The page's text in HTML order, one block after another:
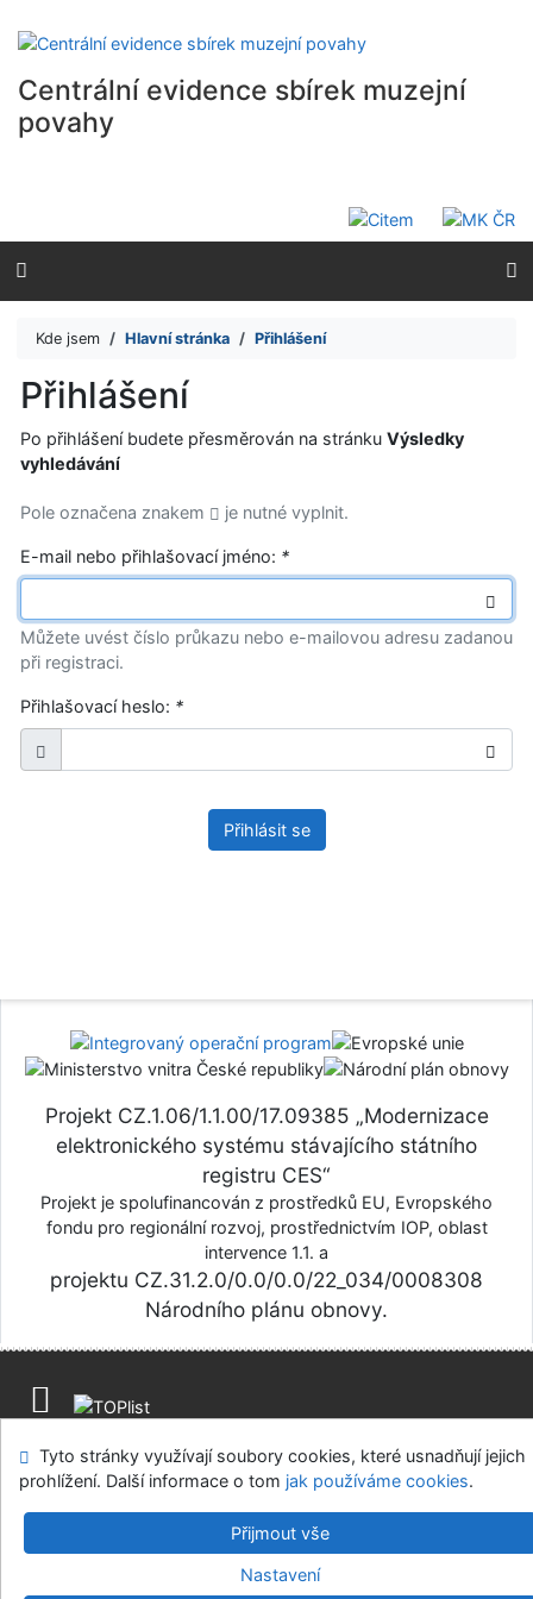
Přejít na menu
Centrální evidence sbírek muzejní
povahy
Kde jsem Hlavní stránka Přihlášení
Přihlášení
Po přihlášení budete přesměrován na stránku Výsledky
vyhledávání
Pole označena znakem je nutné vyplnit.
E-mail nebo přihlašovací jméno: *
Můžete uvést číslo průkazu nebo e-mailovou adresu zadanou
při registraci.
Přihlašovací heslo: *
Přihlásit se
Projekt CZ.1.06/1.1.00/17.09385 „Modernizace
elektronického systému stávajícího státního
registru CES“
Projekt je spolufinancován z prostředků EU, Evropského
fondu pro regionální rozvoj, prostřednictvím IOP, oblast
intervence 1.1. a
projektu CZ.31.2.0/0.0/0.0/22_034/0008308
Národního plánu obnovy.
Nastavení cookies
Centrální evidence sbírek muzejní povahy
v.4.8.63a - Cosmotron Bohemia, s.r.o.
Tyto stránky využívají soubory cookies, které usnadňují jejich
prohlížení. Další informace o tom jak používáme cookies.
Přijmout vše
Nastavení